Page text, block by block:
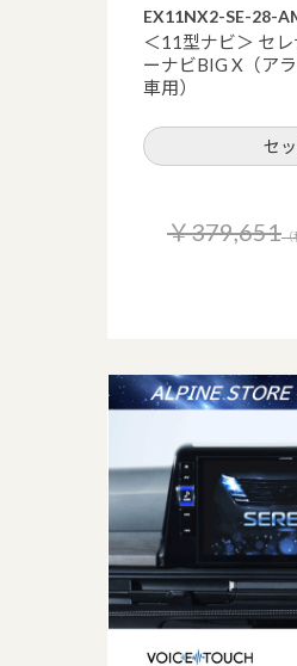
EX11NX2-SE-28-
＜11型ナビ＞ セ
ーナビBIG X（ア
車用）
セ
￥379,651（